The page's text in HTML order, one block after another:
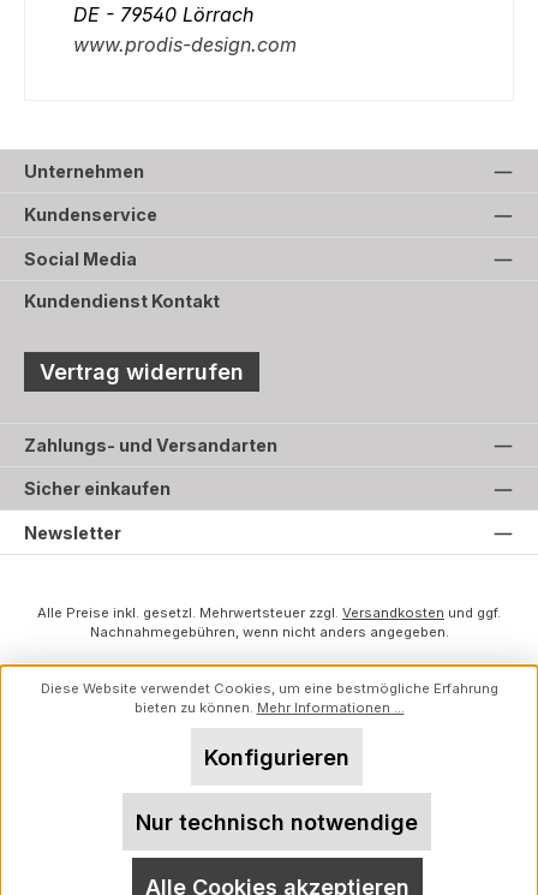
DE - 79540 Lörrach
www.prodis-design.com
Unternehmen
Kundenservice
Social Media
Kundendienst Kontakt
Vertrag widerrufen
Zahlungs- und Versandarten
Sicher einkaufen
Newsletter
Alle Preise inkl. gesetzl. Mehrwertsteuer zzgl. Versandkosten und ggf.
Nachnahmegebühren, wenn nicht anders angegeben.
Diese Website verwendet Cookies, um eine bestmögliche Erfahrung
bieten zu können. Mehr Informationen ...
Nur technisch notwendige
Konfigurieren
Alle Cookies akzeptieren